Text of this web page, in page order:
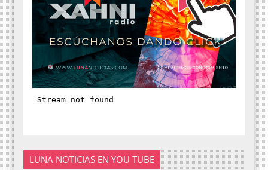
LUNA NOTICIAS EN YOU TUBE